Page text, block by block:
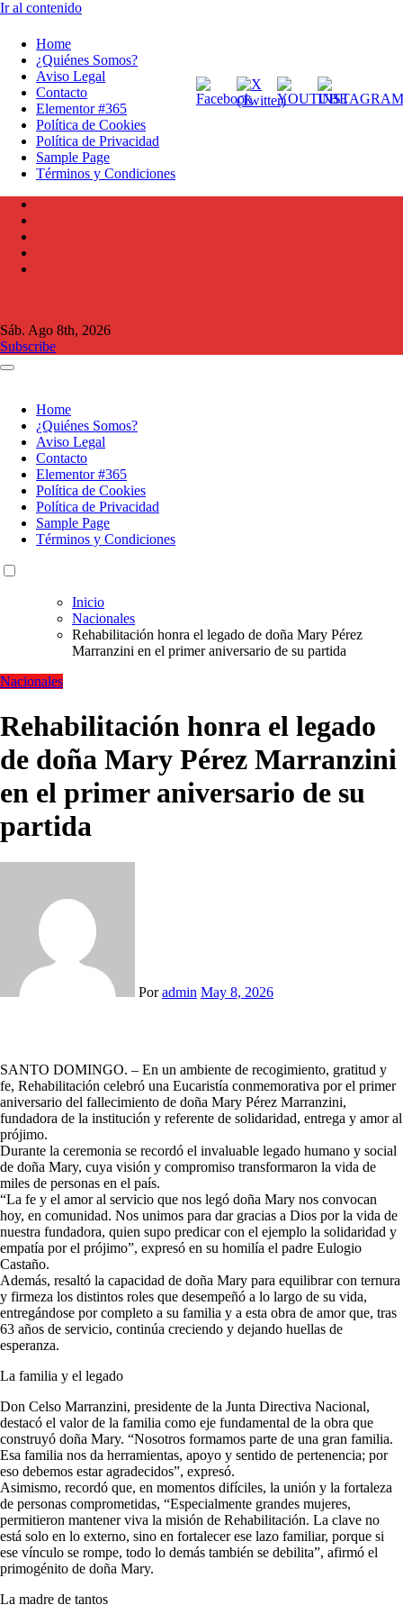
Ir al contenido
Home
¿Quiénes Somos?
Aviso Legal
Contacto
Elementor #365
Política de Cookies
Política de Privacidad
Sample Page
Términos y Condiciones
Sáb. Ago 8th, 2026
Subscribe
Home
¿Quiénes Somos?
Aviso Legal
Contacto
Elementor #365
Política de Cookies
Política de Privacidad
Sample Page
Términos y Condiciones
Inicio
Nacionales
Rehabilitación honra el legado de doña Mary Pérez
Marranzini en el primer aniversario de su partida
Nacionales
Rehabilitación honra el legado
de doña Mary Pérez Marranzini
en el primer aniversario de su
partida
Poradmin May 8, 2026
SANTO DOMINGO. – En un ambiente de recogimiento, gratitud y
fe, Rehabilitación celebró una Eucaristía conmemorativa por el primer
aniversario del fallecimiento de doña Mary Pérez Marranzini,
fundadora de la institución y referente de solidaridad, entrega y amor al
prójimo.
Durante la ceremonia se recordó el invaluable legado humano y social
de doña Mary, cuya visión y compromiso transformaron la vida de
miles de personas en el país.
“La fe y el amor al servicio que nos legó doña Mary nos convocan
hoy, en comunidad. Nos unimos para dar gracias a Dios por la vida de
nuestra fundadora, quien supo predicar con el ejemplo la solidaridad y
empatía por el prójimo”, expresó en su homilía el padre Eulogio
Castaño.
Además, resaltó la capacidad de doña Mary para equilibrar con ternura
y firmeza los distintos roles que desempeñó a lo largo de su vida,
entregándose por completo a su familia y a esta obra de amor que, tras
63 años de servicio, continúa creciendo y dejando huellas de
esperanza.
La familia y el legado
Don Celso Marranzini, presidente de la Junta Directiva Nacional,
destacó el valor de la familia como eje fundamental de la obra que
construyó doña Mary. “Nosotros formamos parte de una gran familia.
Esa familia nos da herramientas, apoyo y sentido de pertenencia; por
eso debemos estar agradecidos”, expresó.
Asimismo, recordó que, en momentos difíciles, la unión y la fortaleza
de personas comprometidas, “Especialmente grandes mujeres,
permitieron mantener viva la misión de Rehabilitación. La clave no
está solo en lo externo, sino en fortalecer ese lazo familiar, porque si
ese vínculo se rompe, todo lo demás también se debilita”, afirmó el
primogénito de doña Mary.
La madre de tantos